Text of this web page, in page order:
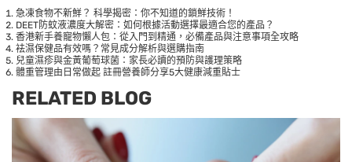
急凍食物不新鮮？ 科學揭密：你不知道的鎖鮮技術！
DEET防蚊液濃度大解密：如何根據活動選擇最適合您的產品？
香港新手養寵物懶人包：從入門到精通，必備產品與注意事項全攻略
袪濕保健品有效嗎？常見成分解析與選購指南
兒童濕疹與金黃葡萄球菌：家長必讀的預防與護理策略
體重管理由日常做起 註冊營養師分享5大健康減重貼士
RELATED BLOG